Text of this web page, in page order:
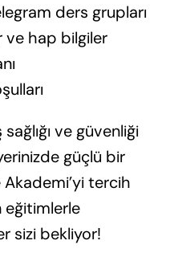
ders grupları
ve hap bilgiler
ve güvenliği
güçlü bir
tercih
eğitimlerle
sizi bekliyor!